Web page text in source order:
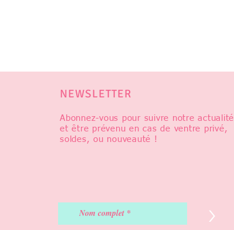
NEWSLETTER
Abonnez-vous pour suivre notre actualité
et être prévenu en cas de ventre privé,
soldes, ou nouveauté !
>